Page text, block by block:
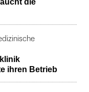
ihren Betrieb